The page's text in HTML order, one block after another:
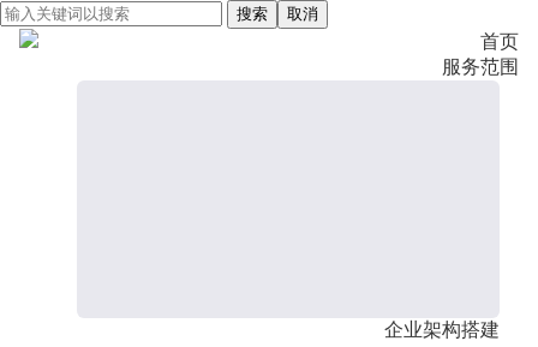
搜索 取消
首页
服务范围
企业架构搭建